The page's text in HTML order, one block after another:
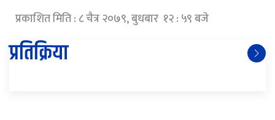
प्रकाशित मिति : ८ चैत्र २०७९, बुधबार १२ : ५९ बजे
प्रतिक्रिया